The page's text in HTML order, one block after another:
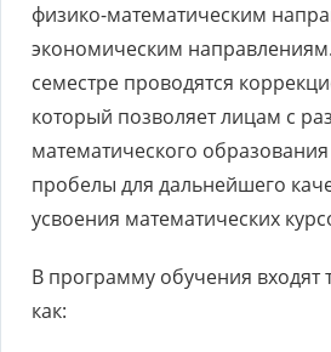
физико-математическим
экономическим
семестре проводятся
который позволяет лицам с
математического
пробелы для дальнейшего
усвоения математических
В программу обучения входят
как: